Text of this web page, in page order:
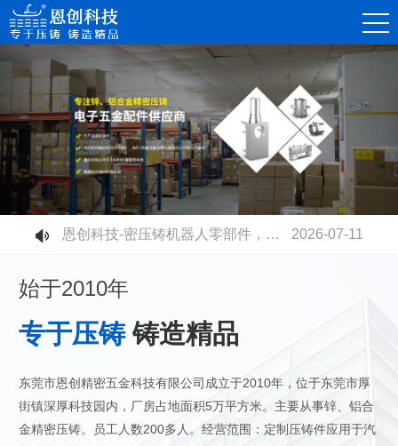
恩创科技-精密锌合金压铸件，赋能消费电子连接器高质量发展
2026-08-07
恩创科技-不同压铸铝合金材质有什么区别？快速选型指南
2026-07-30
恩创科技-铝合金压铸开模成本高不高？量产性价比到底值不值？
2026-07-23
2026-07-17
恩创科技-密压铸机器人零部件，赋能智能制造升级
2026-07-11
始于2010年
专于压铸铸造精品
东莞市恩创精密五金科技有限公司成立于2010年，位于东莞市厚
街镇深厚科技园内，厂房占地面积5万平方米。主要从事锌、铝合
金精密压铸。员工人数200多人。经营范围：定制压铸件应用于汽